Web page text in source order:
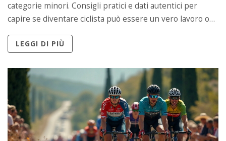
categorie minori. Consigli pratici e dati autentici per
capire se diventare ciclista può essere un vero lavoro o
campioni e chi fatica dietro le quinte. Trovi anche dritte
2025.
LEGGI DI PIÙ